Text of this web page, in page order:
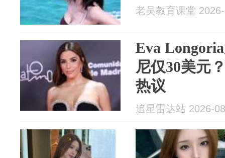
老吴教育课堂
Eva
尼仅30美元
热议
追星雷达站 2026-